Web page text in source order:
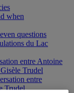
when
questions
du Lac
entre Antoine
Trudel
entre
Trudel